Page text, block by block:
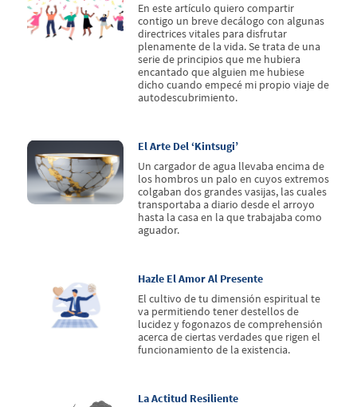
En este artículo quiero compartir
contigo un breve decálogo con algunas
directrices vitales para disfrutar
plenamente de la vida. Se trata de una
serie de principios que me hubiera
encantado que alguien me hubiese
dicho cuando empecé mi propio viaje de
autodescubrimiento.
El Arte Del ‘kintsugi’
Un cargador de agua llevaba encima de
los hombros un palo en cuyos extremos
colgaban dos grandes vasijas, las cuales
transportaba a diario desde el arroyo
hasta la casa en la que trabajaba como
aguador.
Hazle El Amor Al Presente
El cultivo de tu dimensión espiritual te
va permitiendo tener destellos de
lucidez y fogonazos de comprehensión
acerca de ciertas verdades que rigen el
funcionamiento de la existencia.
La Actitud Resiliente